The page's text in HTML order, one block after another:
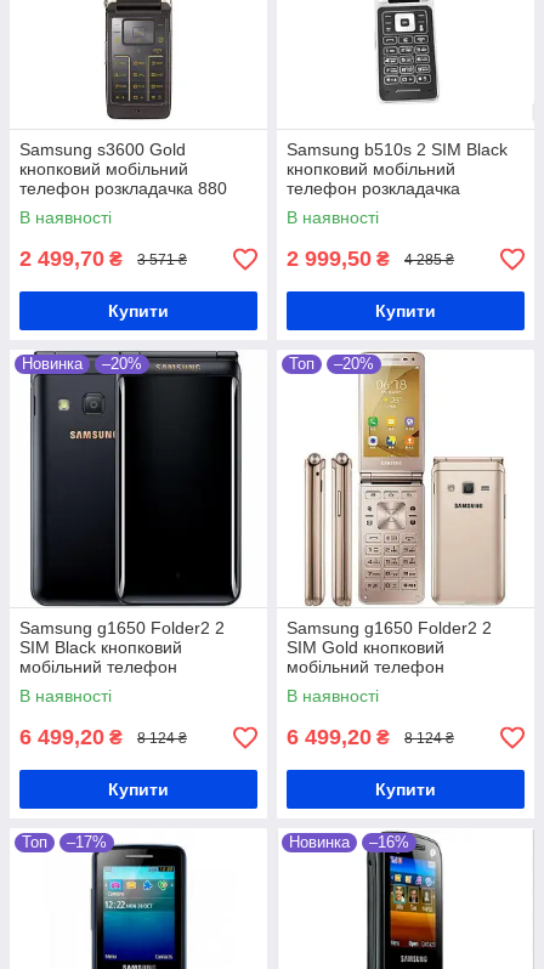
Samsung s3600 Gold
кнопковий мобільний
телефон розкладачка 880
мАг
В наявності
2 499,70 ₴ 3 571 ₴
Купити
Samsung b510s 2 SIM Black
кнопковий мобільний
телефон розкладачка
В наявності
2 999,50 ₴ 4 285 ₴
Купити
Новинка –20%
Samsung g1650 Folder2 2
SIM Black кнопковий
мобільний телефон
В наявності
6 499,20 ₴ 8 124 ₴
Купити
Топ –20%
Samsung g1650 Folder2 2
SIM Gold кнопковий
мобільний телефон
В наявності
6 499,20 ₴ 8 124 ₴
Купити
Топ –17% Новинка –16%